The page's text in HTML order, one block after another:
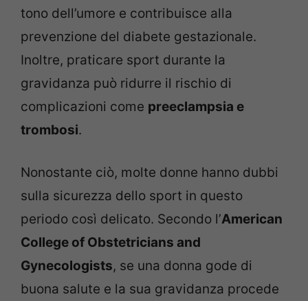
tono dell’umore e contribuisce alla
prevenzione del diabete gestazionale.
Inoltre, praticare sport durante la
gravidanza può ridurre il rischio di
complicazioni come preeclampsia e
trombosi.
Nonostante ciò, molte donne hanno dubbi
sulla sicurezza dello sport in questo
periodo così delicato. Secondo l’American
College of Obstetricians and
Gynecologists, se una donna gode di
buona salute e la sua gravidanza procede